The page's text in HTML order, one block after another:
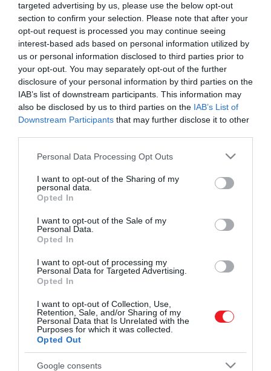
targeted advertising by us, please use the below opt-out
section to confirm your selection. Please note that after your
opt-out request is processed you may continue seeing
interest-based ads based on personal information utilized by
us or personal information disclosed to third parties prior to
your opt-out. You may separately opt-out of the further
disclosure of your personal information by third parties on the
IAB’s list of downstream participants. This information may
also be disclosed by us to third parties on the IAB’s List of
Downstream Participants that may further disclose it to other
Please note that this website/app uses one or more Google
not limited to your visit or usage behaviour. You may click to
grant or deny consent to Google and its third-party tags to
use your data for below specified purposes in below Google
consent section.
Personal Data Processing Opt Outs
I want to opt-out of the Sharing of my
personal data.
Opted In
I want to opt-out of the Sale of my
Personal Data.
Opted In
I want to opt-out of processing my
Personal Data for Targeted Advertising.
Opted In
I want to opt-out of Collection, Use,
Retention, Sale, and/or Sharing of my
Personal Data that Is Unrelated with the
Purposes for which it was collected.
Opted Out
Google consents
Egy izlandi tóban két kontinens
tektonikus lemeze találkozik egymással, a
közöttük lévő résben pedig szabadon
gyönyörködhet bárki, akinek van már
2024. JÚLIUS 10. ● HAMU ÉS GYÉMÁNT
Létezik egy hely, ahol két
kontinens lemeze között…
HAMU ÉS GYÉMÁNT